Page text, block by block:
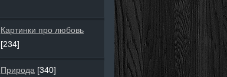
Картинки про любовь
[234]
Природа [340]